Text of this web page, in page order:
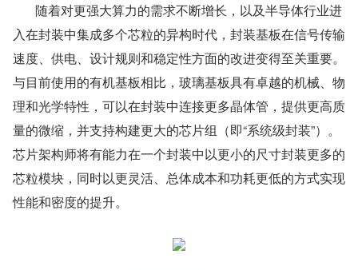
入在封装中集成多个芯粒的异构时代，封装基板在信号传输
速度、供电、设计规则和稳定性方面的改进变得至关重要。
与目前使用的有机基板相比，玻璃基板具有卓越的机械、物
理和光学特性，可以在封装中连接更多晶体管，提供更高质
量的微缩，并支持构建更大的芯片组（即“系统级封装”）。
芯片架构师将有能力在一个封装中以更小的尺寸封装更多的
芯粒模块，同时以更灵活、总体成本和功耗更低的方式实现
性能和密度的提升。